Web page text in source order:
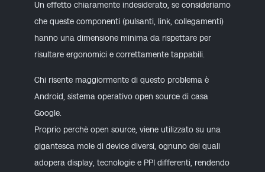
Un effetto chiaramente indesiderato, se consideriamo
che queste componenti (pulsanti, link, collegamenti)
hanno una dimensione minima da rispettare per
risultare ergonomici e correttamente tappabili.
Chi risente maggiormente di questo problema è
Android, sistema operativo open source di casa
Google.
Proprio perchè open source, viene utilizzato su una
gigantesca mole di device diversi, ognuno dei quali
adopera display, tecnologie e PPI differenti, rendendo